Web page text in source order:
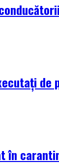
de
în